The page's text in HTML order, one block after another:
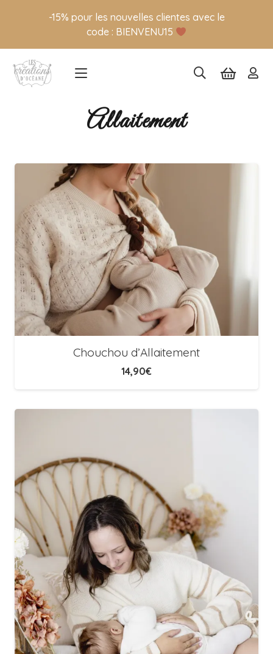
-15% pour les nouvelles clientes avec le
code : BIENVENU15
Allaitement
Chouchou d’Allaitement
14,90€